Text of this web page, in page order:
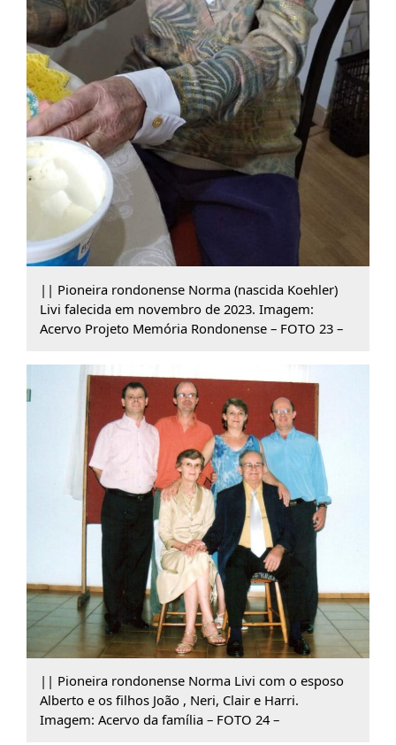
|| Pioneira rondonense Norma (nascida Koehler)
Livi falecida em novembro de 2023. Imagem:
Acervo Projeto Memória Rondonense – FOTO 23 –
|| Pioneira rondonense Norma Livi com o esposo
Alberto e os filhos João , Neri, Clair e Harri.
Imagem: Acervo da família – FOTO 24 –